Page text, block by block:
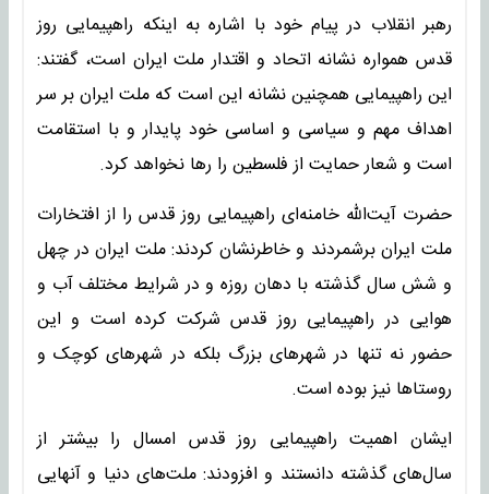
رهبر انقلاب در پیام خود با اشاره به اینکه راهپیمایی روز
قدس همواره نشانه اتحاد و اقتدار ملت ایران است، گفتند:
این راهپیمایی همچنین نشانه این است که ملت ایران بر سر
اهداف مهم و سیاسی و اساسی خود پایدار و با استقامت
است و شعار حمایت از فلسطین را رها نخواهد کرد.
حضرت آیت‌الله خامنه‌ای راهپیمایی روز قدس را از افتخارات
ملت ایران برشمردند و خاطرنشان کردند: ملت ایران در چهل
و شش سال گذشته با دهان روزه و در شرایط مختلف آب و
هوایی در راهپیمایی روز قدس شرکت کرده است و این
حضور نه تنها در شهر‌های بزرگ بلکه در شهر‌های کوچک و
روستا‌ها نیز بوده است.
ایشان اهمیت راهپیمایی روز قدس امسال را بیشتر از
سال‌های گذشته دانستند و افزودند: ملت‌های دنیا و آنهایی